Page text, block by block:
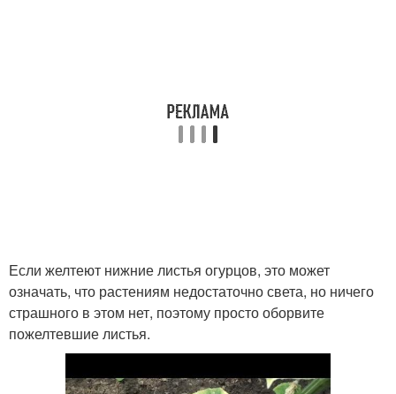
Если желтеют нижние листья огурцов, это может
означать, что растениям недостаточно света, но ничего
страшного в этом нет, поэтому просто оборвите
пожелтевшие листья.